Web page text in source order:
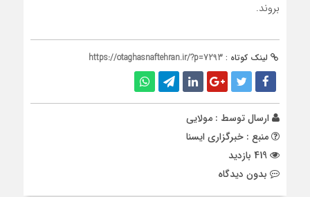
بروند.
لینک کوتاه : https://otaghasnaftehran.ir/?p=7293
ارسال توسط : مولایی
منبع : خبرگزاری ایسنا
بدون دیدگاه